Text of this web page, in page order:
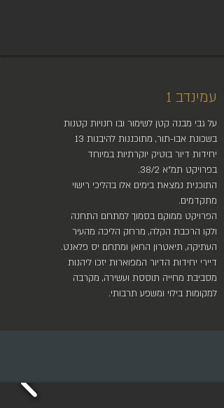
עמינדב 1
על גבי מבנה קטן לשימור ובו חנויות קטנות
בשכונת אבו-תור, מתוכננות להיבנות 13
יחידות דיור בוטיק יוקרתיות במיוחד
בפרויקט תמ"א 38/2.
התוכנית נמצאת בימים אלו בהליכי רישוי
מתקדמים.
הפרויקט ממוקם בסמוך למתחם התחנה
ולקו הרכבת הקלה, מרחק הליכה מהעיר
העתיקה, תיאטרון החאן ומתחם יס פלאנט.
דיירי יחידות הדיור המפוארות יזכו ליהנות
מסביבת מחייה תוססת ועשירה, מקרבה
למקומות בילוי ומשפע תרבותי.